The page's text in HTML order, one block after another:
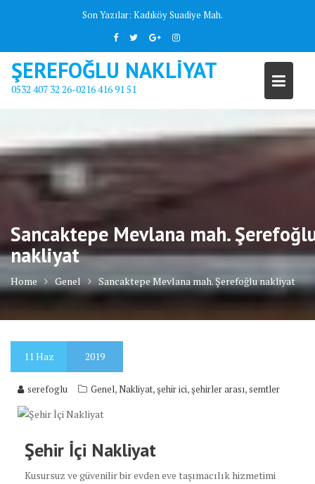
Son Yazılar: Kadıköy Suadiye Mah.
ŞEREFOĞLU NAKLİYAT
0532 407 32 26-0216 416 91 51
Sancaktepe Mevlana mah.
nakliyat
Home Genel Sancaktepe Mevlana mah. Şerefoğlu nakliyat
11Haz 2019
serefoglu Genel,Nakliyat,şehir ici,şehirler arası,semtler
Şehir İçi Nakliyat
Kusursuz ve güvenilir bir evden eve taşımacılık hizmetimi